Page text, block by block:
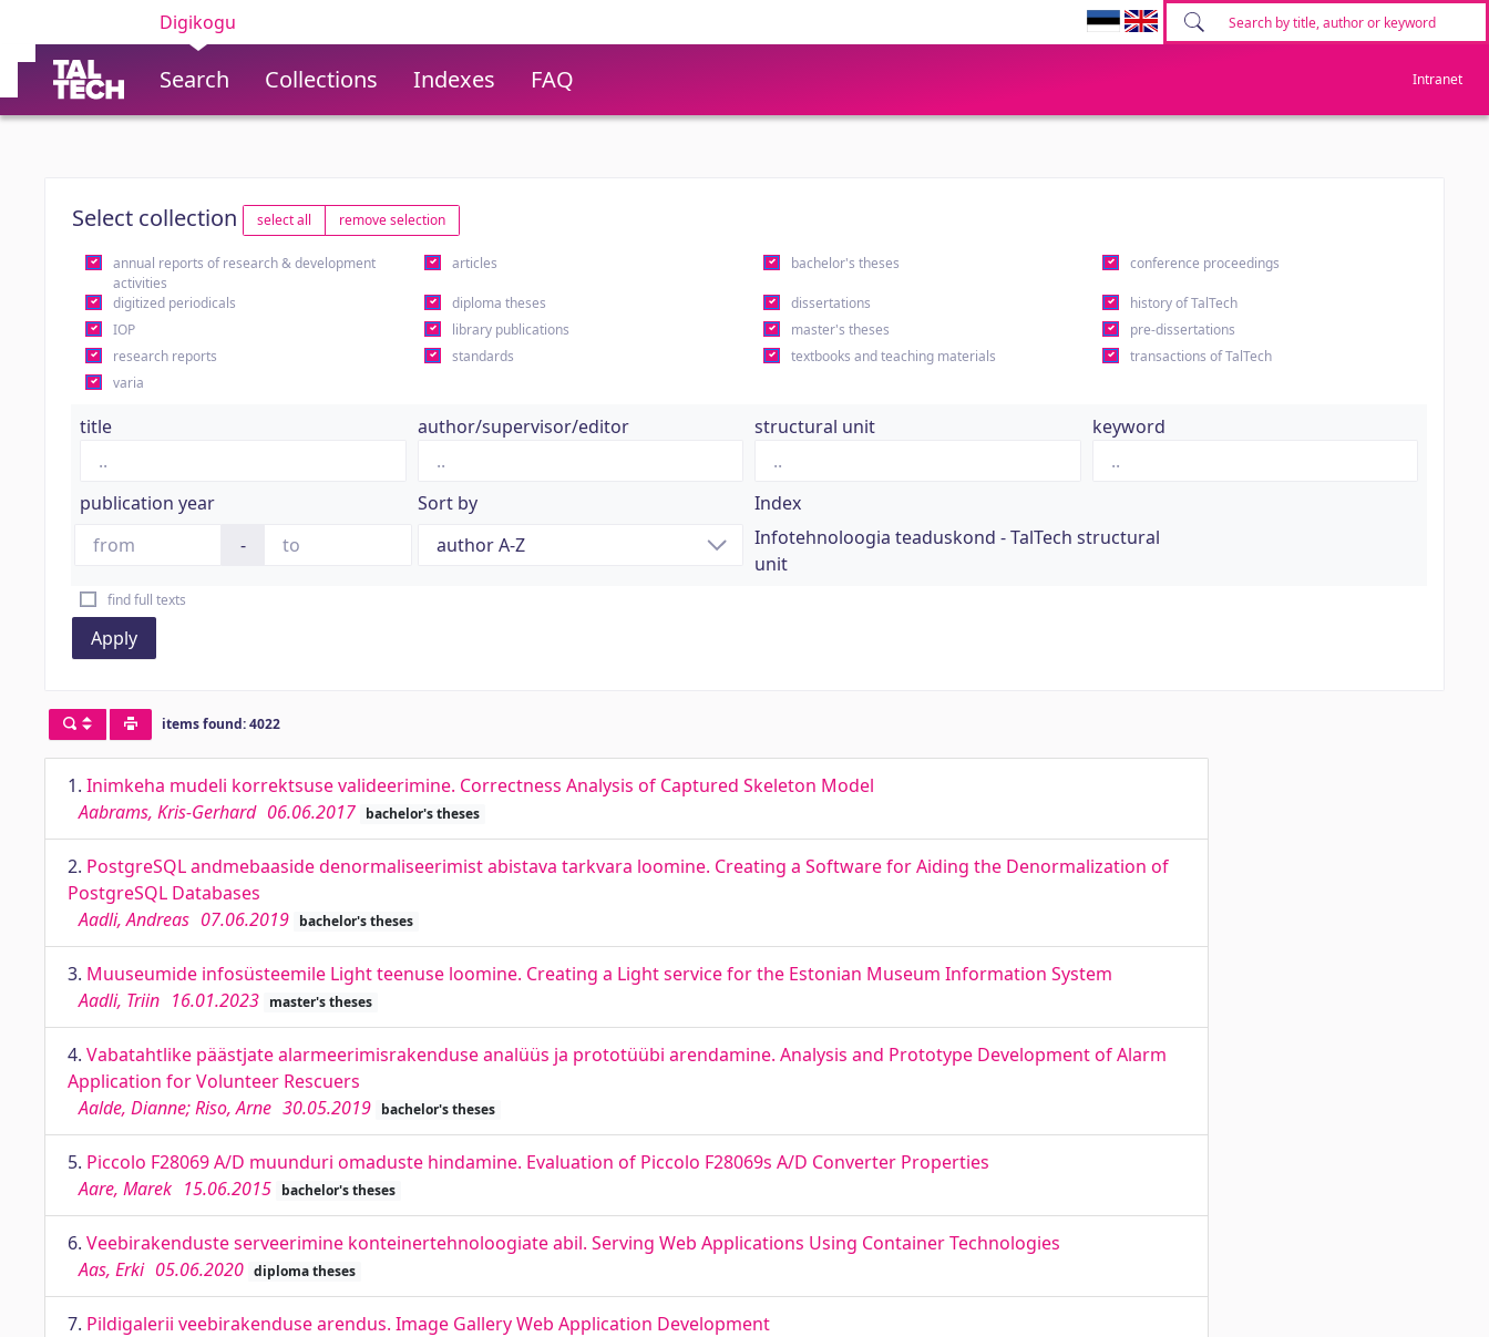
Digikogu
Search Collections Indexes FAQ Intranet
Select collection select all remove selection
annual reports of research & development
activities
articles bachelor's theses conference proceedings
digitized periodicals diploma theses dissertations
history of TalTech
IOP
library publications master's theses
pre-dissertations
research reports
standards textbooks and teaching materials
transactions of TalTech
varia
title author/supervisor/editor structural unit keyword
publication year
-
Sort by
Index
Infotehnoloogia teaduskond - TalTech structural
unit
find full texts
Apply
items found: 4022
1. Inimkeha mudeli korrektsuse valideerimine. Correctness Analysis of Captured Skeleton Model
Aabrams, Kris-Gerhard 06.06.2017 bachelor's theses
2. PostgreSQL andmebaaside denormaliseerimist abistava tarkvara loomine. Creating a Software for Aiding the Denormalization of
PostgreSQL Databases
Aadli, Andreas 07.06.2019 bachelor's theses
3. Muuseumide infosüsteemile Light teenuse loomine. Creating a Light service for the Estonian Museum Information System
Aadli, Triin 16.01.2023 master's theses
4. Vabatahtlike päästjate alarmeerimisrakenduse analüüs ja prototüübi arendamine. Analysis and Prototype Development of Alarm
Application for Volunteer Rescuers
Aalde, Dianne; Riso, Arne 30.05.2019 bachelor's theses
5. Piccolo F28069 A/D muunduri omaduste hindamine. Evaluation of Piccolo F28069s A/D Converter Properties
Aare, Marek 15.06.2015 bachelor's theses
6. Veebirakenduste serveerimine konteinertehnoloogiate abil. Serving Web Applications Using Container Technologies
Aas, Erki 05.06.2020 diploma theses
7. Pildigalerii veebirakenduse arendus. Image Gallery Web Application Development